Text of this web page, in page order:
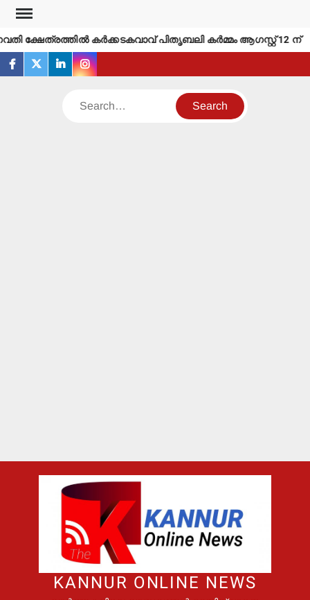
Skip
contentക്ഷേത്രത്തില്‍ കര്‍ക്കടകവാവ് പിതൃബലി കര്‍മ്മം ആഗസ്റ്റ് 12 ന്
facebook
twitterlinkedininstagram
Search
KANNUR ONLINE NEWS